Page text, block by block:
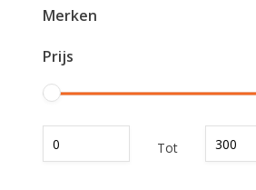
Merken
Prijs
Tot